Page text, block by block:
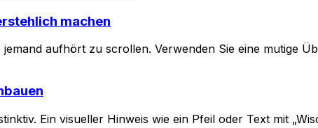
machen
aufhört zu scrollen. Verwenden Sie eine mutige
Ein visueller Hinweis wie ein Pfeil oder Text mit